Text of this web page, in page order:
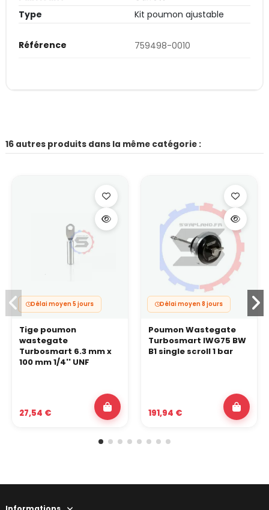
Type
Kit poumon ajustable
Référence 759498-0010
16 autres produits dans la même catégorie :
Délai moyen 5 jours
Tige poumon
wastegate
Turbosmart 6.3 mm x
100 mm 1/4'' UNF
27,54 €
Délai moyen 8 jours
Poumon Wastegate
Turbosmart IWG75 BW
B1 single scroll 1 bar
191,94 €